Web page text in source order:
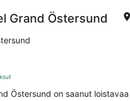
Grand Östersund
Östersund on saanut